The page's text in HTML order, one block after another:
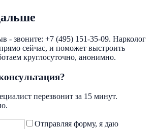
- звоните: +7 (495) 151-35-09. Нарколог
сейчас, и поможет выстроить
круглосуточно, анонимно.
перезвонит за 15 минут.
Отправляя форму, я даю